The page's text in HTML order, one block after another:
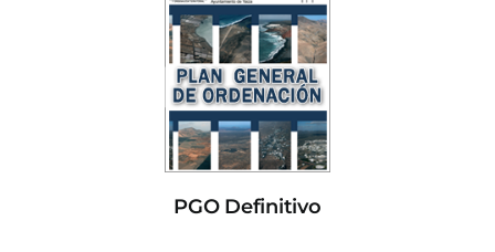
PGO Definitivo